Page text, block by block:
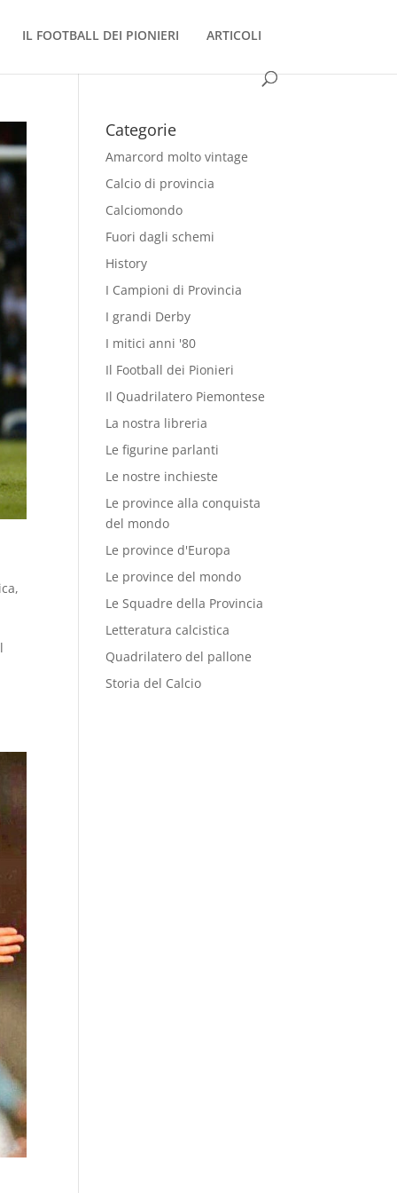
IL FOOTBALL DEI PIONIERI ARTICOLI
,
Categorie
Amarcord molto vintage
Calcio di provincia
Calciomondo
Fuori dagli schemi
History
I Campioni di Provincia
I grandi Derby
I mitici anni '80
Il Football dei Pionieri
Il Quadrilatero Piemontese
La nostra libreria
Le figurine parlanti
Le nostre inchieste
Le province alla conquista
del mondo
Le province d'Europa
Le province del mondo
Le Squadre della Provincia
Letteratura calcistica
Quadrilatero del pallone
Storia del Calcio